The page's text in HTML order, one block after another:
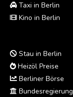
Taxi in Berlin
Kino in Berlin
Stau in Berlin
Heizöl Preise
Berliner Börse
Bundesregierung